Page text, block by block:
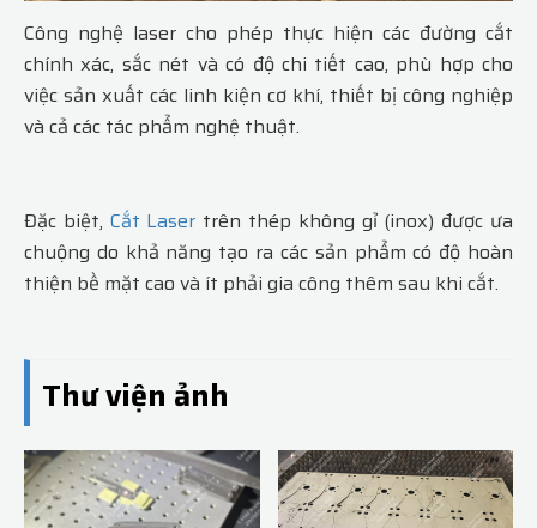
Công nghệ laser cho phép thực hiện các đường cắt
chính xác, sắc nét và có độ chi tiết cao, phù hợp cho
việc sản xuất các linh kiện cơ khí, thiết bị công nghiệp
và cả các tác phẩm nghệ thuật.
Đặc biệt, Cắt Laser trên thép không gỉ (inox) được ưa
chuộng do khả năng tạo ra các sản phẩm có độ hoàn
thiện bề mặt cao và ít phải gia công thêm sau khi cắt.
Thư viện ảnh